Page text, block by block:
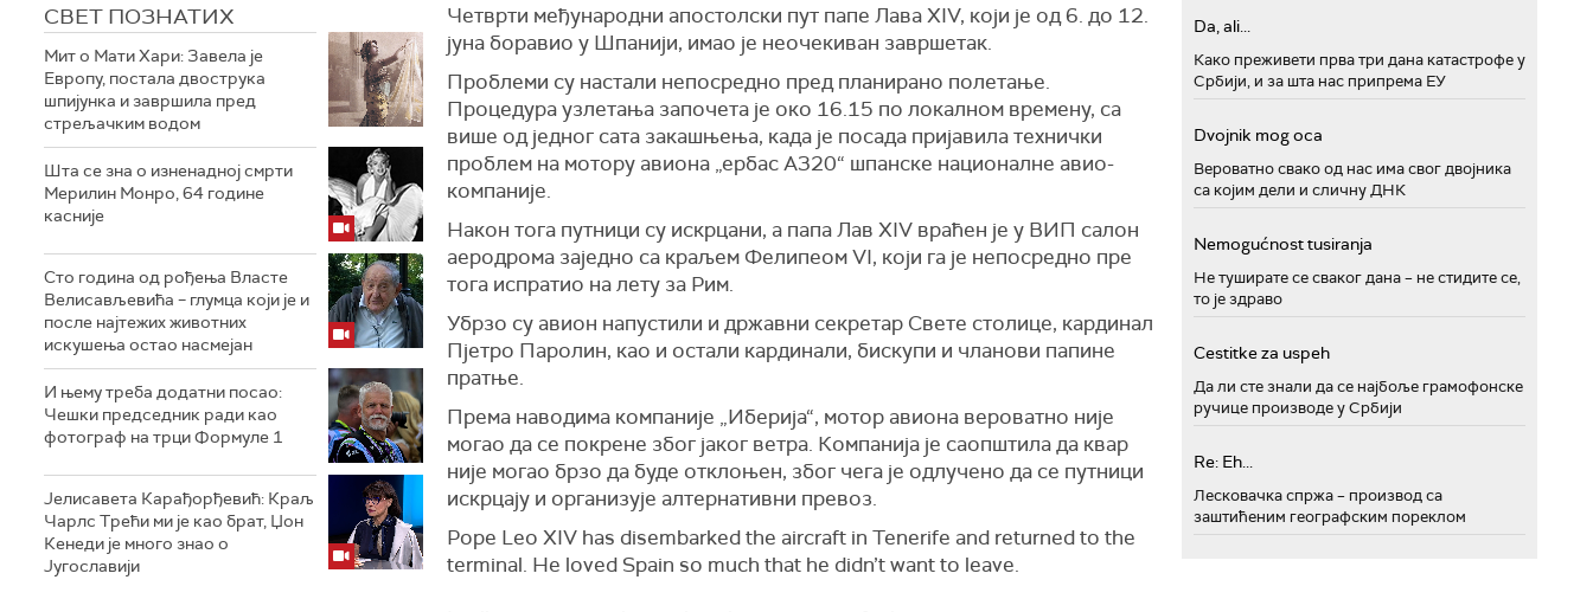
СВЕТ ПОЗНАТИХ
Мит о Мати Хари: Завела је
Европу, постала двострука
шпијунка и завршила пред
стрељачким водом
Шта се зна о изненадној смрти
Мерилин Монро, 64 године
касније
Сто година од рођења Власте
Велисављевића – глумца који је и
после најтежих животних
искушења остао насмејан
И њему треба додатни посао:
Чешки председник ради као
фотограф на трци Формуле 1
Јелисавета Карађорђевић: Краљ
Чарлс Трећи ми је као брат, Џон
Кенеди је много знао о
Југославији
Четврти међународни апостолски пут папе Лава XIV, који је од 6. до 12.
јуна боравио у Шпанији, имао је неочекиван завршетак.
Проблеми су настали непосредно пред планирано полетање.
Процедура узлетања започета је око 16.15 по локалном времену, са
више од једног сата закашњења, када је посада пријавила технички
проблем на мотору авиона „ербас А320“ шпанске националне авио-
компаније.
Након тога путници су искрцани, а папа Лав XIV враћен је у ВИП салон
аеродрома заједно са краљем Фелипеом VI, који га је непосредно пре
тога испратио на лету за Рим.
Убрзо су авион напустили и државни секретар Свете столице, кардинал
Пјетро Паролин, као и остали кардинали, бискупи и чланови папине
пратње.
Према наводима компаније „Иберија“, мотор авиона вероватно није
могао да се покрене због јаког ветра. Компанија је саопштила да квар
није могао брзо да буде отклоњен, због чега је одлучено да се путници
искрцају и организује алтернативни превоз.
Pope Leo XIV has disembarked the aircraft in Tenerife and returned to the
terminal. He loved Spain so much that he didn’t want to leave.
Da, ali...
Како преживети прва три дана катастрофе у
Србији, и за шта нас припрема ЕУ
Dvojnik mog oca
Вероватно свако од нас има свог двојника
са којим дели и сличну ДНК
Nemogućnost tusiranja
Не туширате се сваког дана – не стидите се,
то је здраво
Cestitke za uspeh
Да ли сте знали да се најбоље грамофонске
ручице производе у Србији
Re: Eh...
Лесковачка спржа – производ са
заштићеним географским пореклом